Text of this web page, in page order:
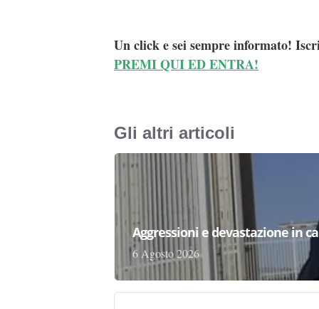
Un click e sei sempre informato!
PREMI QUI ED ENTRA!
Gli altri articoli
Aggressioni e devastazione in
6 Agosto 2026